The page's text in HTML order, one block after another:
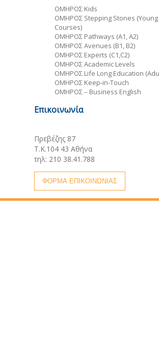
ΟΜΗΡΟΣ Kids
ΟΜΗΡΟΣ Stepping Stones
Courses)
ΟΜΗΡΟΣ Pathways (A1, A2)
ΟΜΗΡΟΣ Avenues (B1, B2)
ΟΜΗΡΟΣ Experts (C1,C2)
ΟΜΗΡΟΣ Academic Levels
ΟΜΗΡΟΣ Life Long Education
ΟΜΗΡΟΣ Keep-in-Touch
ΟΜΗΡΟΣ – Business English
Επικοινωνία
Πρεβέζης 87
Τ.Κ.104 43 Αθήνα
τηλ: 210 38.41.788
ΦΟΡΜΑ ΕΠΙΚΟΙΝΩΝΙΑΣ